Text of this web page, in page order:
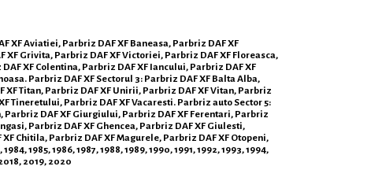
Aviatiei, Parbriz DAF XF Baneasa, Parbriz DAF XF
Grivita, Parbriz DAF XF Victoriei, Parbriz DAF XF Floreasca,
XF Colentina, Parbriz DAF XF Iancului, Parbriz DAF XF
Parbriz DAF XF Sectorul 3: Parbriz DAF XF Balta Alba,
Titan, Parbriz DAF XF Unirii, Parbriz DAF XF Vitan, Parbriz
Tineretului, Parbriz DAF XF Vacaresti. Parbriz auto Sector 5:
Parbriz DAF XF Giurgiului, Parbriz DAF XF Ferentari, Parbriz
Parbriz DAF XF Ghencea, Parbriz DAF XF Giulesti,
Chitila, Parbriz DAF XF Magurele, Parbriz DAF XF Otopeni,
1985, 1986, 1987, 1988, 1989, 1990, 1991, 1992, 1993, 1994,
2019, 2020